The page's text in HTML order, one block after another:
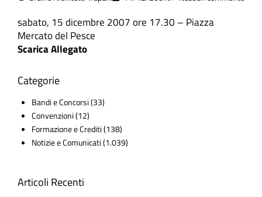
sabato, 15 dicembre 2007 ore 17.30 – Piazza
Mercato del Pesce
Scarica Allegato
Categorie
Bandi e Concorsi(33)
Convenzioni(12)
Formazione e Crediti(138)
Notizie e Comunicati(1.039)
Articoli Recenti